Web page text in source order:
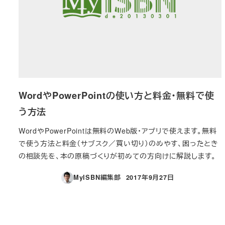
WordやPowerPointの使い方と料金・無料で使
う方法
WordやPowerPointは無料のWeb版・アプリで使えます。無料
で使う方法と料金（サブスク／買い切り）のめやす、困ったとき
の相談先を、本の原稿づくりが初めての方向けに解説します。
MyISBN編集部
投稿日
2017年9月27日